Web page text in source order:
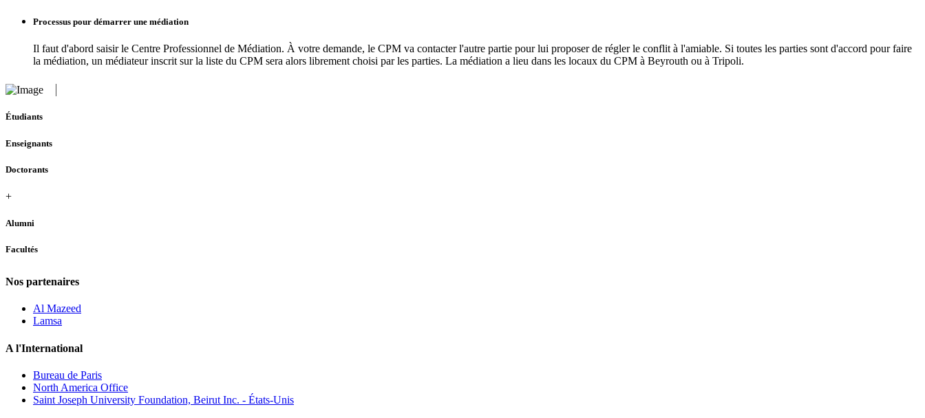
Processus pour démarrer une médiation
Il faut d'abord saisir le Centre Professionnel de Médiation. À votre demande, le CPM va contacter l'autre partie pour lui proposer de régler le conflit à l'amiable. Si toutes les parties sont d'accord pour faire
la médiation, un médiateur inscrit sur la liste du CPM sera alors librement choisi par les parties. La médiation a lieu dans les locaux du CPM à Beyrouth ou à Tripoli.
Étudiants
Enseignants
Doctorants
+
Alumni
Facultés
Nos partenaires
Al Mazeed
Lamsa
A l'International
Bureau de Paris
North America Office
Saint Joseph University Foundation, Beirut Inc. - États-Unis